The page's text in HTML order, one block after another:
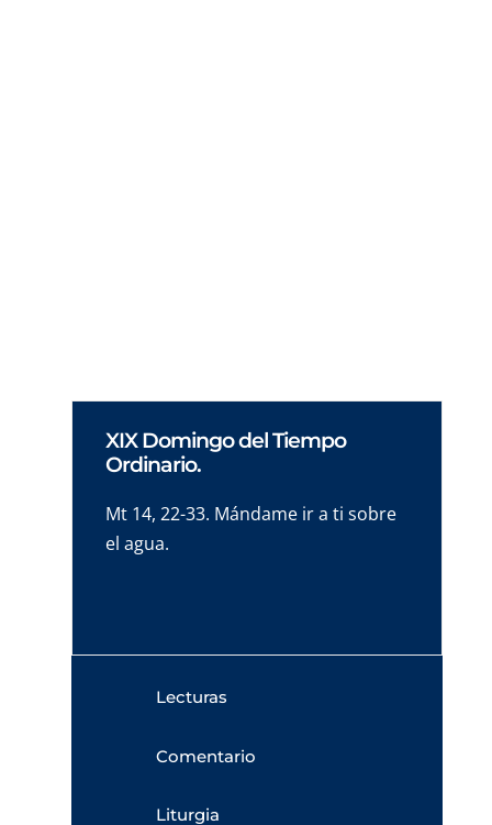
XIX Domingo del Tiempo
Ordinario.
Mt 14, 22-33. Mándame ir a ti sobre
el agua.
Lecturas
Comentario
Liturgia